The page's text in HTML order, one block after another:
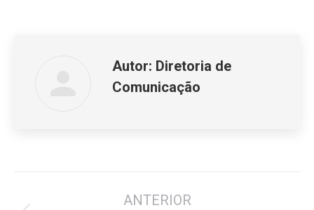
Autor: Diretoria de
Comunicação
de
ANTERIOR